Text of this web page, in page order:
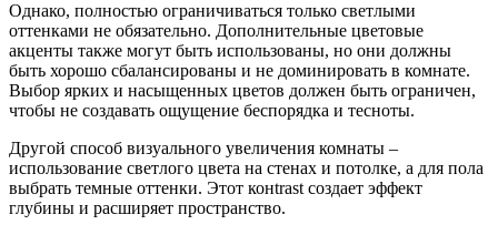
Однако, полностью ограничиваться только светлыми
оттенками не обязательно. Дополнительные цветовые
акценты также могут быть использованы, но они должны
быть хорошо сбалансированы и не доминировать в комнате.
Выбор ярких и насыщенных цветов должен быть ограничен,
чтобы не создавать ощущение беспорядка и тесноты.
Другой способ визуального увеличения комнаты –
использование светлого цвета на стенах и потолке, а для пола
выбрать темные оттенки. Этот конtrast создает эффект
глубины и расширяет пространство.